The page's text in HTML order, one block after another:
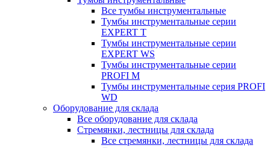
Все тумбы инструментальные
Тумбы инструментальные серии
EXPERT T
Тумбы инструментальные серии
EXPERT WS
Тумбы инструментальные серии
PROFI M
Тумбы инструментальные серия PROFI
WD
Оборудование для склада
Все оборудование для склада
Стремянки, лестницы для склада
Все стремянки, лестницы для склада